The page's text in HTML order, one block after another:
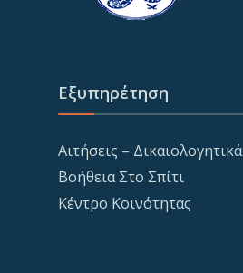
Εξυπηρέτηση
Αιτήσεις – Δικαιολογητικά
Βοήθεια Στο Σπίτι
Κέντρο Κοινότητας